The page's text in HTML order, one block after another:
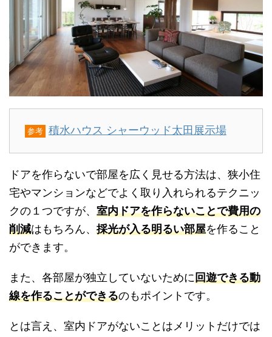
参考 積水ハウス シャーウッド太田展示場
ドアを作らないで部屋を広く見せる方法は、狭小住
宅やマンションなどでよく取り入れられるテクニッ
クの１つですが、 室内ドアを作らないことで費用の
削減はもちろん、 採光が入る明るい部屋を作ること
ができます。
また、各部屋が独立していないために回遊できる動
線を作ることができるのもポイントです。
とは言え、室内ドアがないことはメリットだけでは